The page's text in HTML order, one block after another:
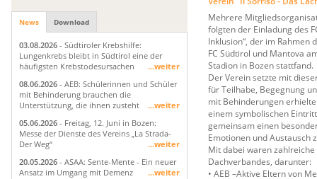
News Download
03.08.2026 - Südtiroler Krebshilfe:
Lungenkrebs bleibt in Südtirol eine der
häufigsten Krebstodesursachen
...weiter
08.06.2026 - AEB: Schülerinnen und Schüler
mit Behinderung brauchen die
Unterstützung, die ihnen zusteht
...weiter
05.06.2026 - Freitag, 12. Juni in Bozen:
Messe der Dienste des Vereins „La Strada-
Der Weg“
...weiter
20.05.2026 - ASAA: Sente-Mente - Ein neuer
Ansatz im Umgang mit Demenz
...weiter
Mehrere
folgten der Einladung des
Inklusion“, der im Rahmen
FC Südtirol und Mantova
Stadion in Bozen stattfand.
Der Verein setzte mit
für Teilhabe, Begegnung
mit Behinderungen
einem symbolischen
gemeinsam einen
Emotionen und Austausch
Mit dabei waren
Dachverbandes, darunter:
• AEB –Aktive Eltern von